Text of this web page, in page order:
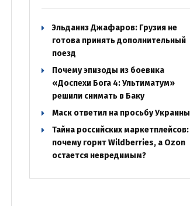
Эльданиз Джафаров: Грузия не
готова принять дополнительный
поезд
Почему эпизоды из боевика
«Доспехи Бога 4: Ультиматум»
решили снимать в Баку
Маск ответил на просьбу Украины
Тайна российских маркетплейсов:
почему горит Wildberries, а Ozon
остается невредимым?